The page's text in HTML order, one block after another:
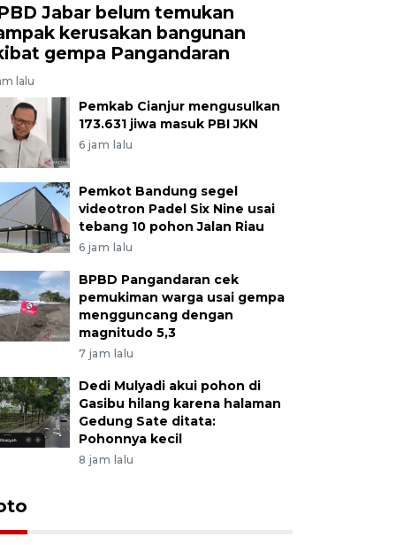
Jabar belum temukan
kerusakan bangunan
gempa Pangandaran
lalu
Pemkab Cianjur mengusulkan
173.631 jiwa masuk PBI JKN
6 jam lalu
Pemkot Bandung segel
videotron Padel Six Nine usai
tebang 10 pohon Jalan Riau
6 jam lalu
BPBD Pangandaran cek
pemukiman warga usai gempa
mengguncang dengan
magnitudo 5,3
7 jam lalu
Dedi Mulyadi akui pohon di
Gasibu hilang karena halaman
Gedung Sate ditata:
Pohonnya kecil
8 jam lalu